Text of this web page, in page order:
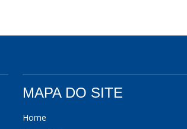
MAPA DO SITE
Home